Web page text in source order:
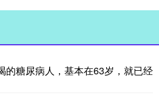
的糖尿病人，基本在63岁，就已经